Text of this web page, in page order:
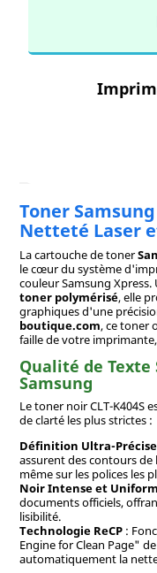
Toner Samsung
Netteté Laser
La cartouche de toner
le cœur du système
couleur Samsung
toner polymérisé, elle
graphiques d'une
boutique.com, ce toner
faille de votre
Qualité de
Samsung
Le toner noir CLT-K404S
de clarté les plus strictes :
Définition Ultra-Précise
assurent des contours
même sur les polices les
Noir Intense et
documents officiels,
lisibilité.
Technologie ReCP:
Engine for Clean Page"
automatiquement la